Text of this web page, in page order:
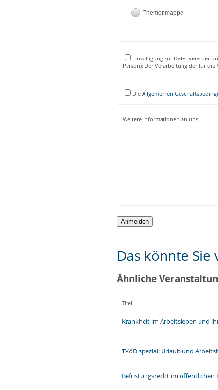
Themenmappe
Einwilligung zur
Person): Der Verarbeitung der für
Die Allgemeinen
Weitere Informationen an uns
Das könnte
Ähnliche
Titel
Krankheit im Arbeitsleben und
TVöD spezial: Urlaub und
Befristungsrecht im öffentlichen